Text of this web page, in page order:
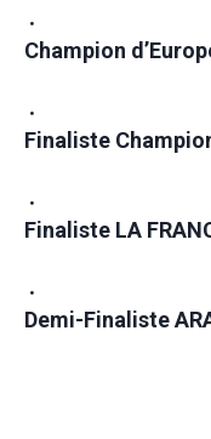
Champion
Finaliste
Finaliste LA
Demi-Finaliste